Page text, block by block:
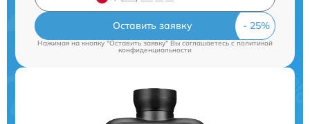
Оставить заявку
Нажимая на кнопку "Оставить заявку" Вы соглашаетесь cполитикой
конфиденциальности